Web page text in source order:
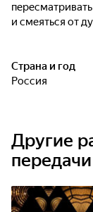
и смеяться от
Страна и год
Россия
Другие
передачи